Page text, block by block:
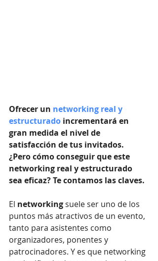
Ofrecer un networking real y
estructurado incrementará en
gran medida el nivel de
satisfacción de tus invitados.
¿Pero cómo conseguir que este
networking real y estructurado
sea eficaz? Te contamos las claves.
El networking suele ser uno de los
puntos más atractivos de un evento,
tanto para asistentes como
organizadores, ponentes y
patrocinadores. Y es que networking